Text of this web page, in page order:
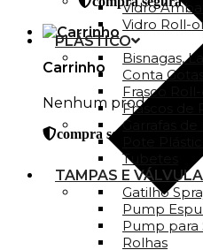
Carrinho
Nenhum produto no
compra segura
Vidro Ambar
Vidro Roll-
PLÁSTICO
Bisnagas,
Conta
Frasco
Frascos de
Garrafas de
Tubetes
TAMPAS E
Gatilho
Pump
Pump para
Rolhas